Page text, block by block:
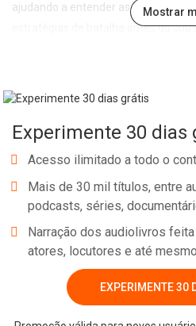
ajudando a entender as habilidades
estratégias de batalha antes da sua
Dungeons & Dragons, Viva para
fundamentos das batalhas de D&D:
muito mais, incluindo um ponto
matematicamente perfeito do zero;
de estatísticas, mas de
amostra, passo a passo e golpe a
mostra como fazer as melhores
personagens, para que eles
que passaram em s...
Mostrar
Experimente 30 dias
Acesso ilimitado a todo o
Mais de 30 mil títulos, entre
podcasts, séries,
Narração dos audiolivros
atores, locutores e até
EXPERIMENTE 30
Whatsapp